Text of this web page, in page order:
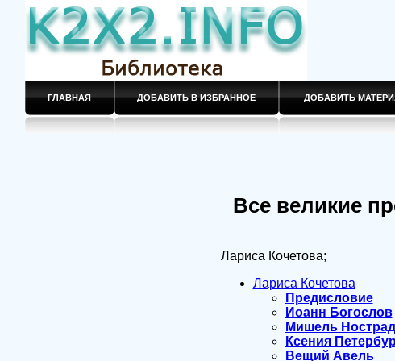
ГЛАВНАЯ ДОБАВИТЬ В ИЗБРАННОЕ ДОБАВИТЬ
Все великие
Лариса Кочетова;
Лариса Кочетова
Предисловие
Иоанн Богослов
Мишель
Ксения
Вещий Авель